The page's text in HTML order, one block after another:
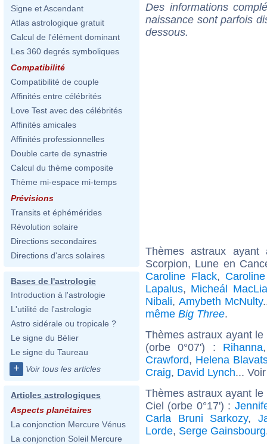
Signe et Ascendant
Atlas astrologique gratuit
Calcul de l'élément dominant
Les 360 degrés symboliques
Compatibilité
Compatibilité de couple
Affinités entre célébrités
Love Test avec des célébrités
Affinités amicales
Affinités professionnelles
Double carte de synastrie
Calcul du thème composite
Thème mi-espace mi-temps
Prévisions
Transits et éphémérides
Révolution solaire
Directions secondaires
Directions d'arcs solaires
Bases de l'astrologie
Introduction à l'astrologie
L'utilité de l'astrologie
Astro sidérale ou tropicale ?
Le signe du Bélier
Le signe du Taureau
+ Voir tous les articles
Articles astrologiques
Aspects planétaires
La conjonction Mercure Vénus
La conjonction Soleil Mercure
Des informations
naissance sont parfois
dessous.
Thèmes astraux
Scorpion, Lune en
Caroline Flack,
Lapalus, Micheál
Nibali, Amybeth McNulty
même Big Three.
Thèmes astraux ayant
(orbe 0°07') : Rihanna
Crawford, Helena
Craig, David Lynch...
Thèmes astraux ayant
Ciel (orbe 0°17') :
Carla Bruni Sarkozy,
Lorde, Serge Gainsbourg